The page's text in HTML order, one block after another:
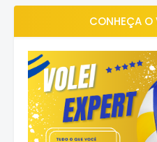
CONHEÇA O